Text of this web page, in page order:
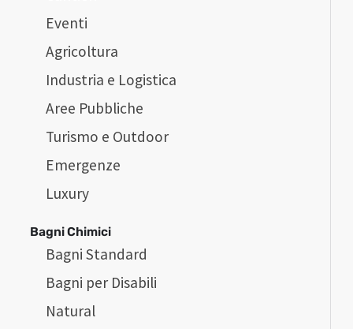
Eventi
Agricoltura
Industria e Logistica
Aree Pubbliche
Turismo e Outdoor
Emergenze
Luxury
Bagni Chimici
Bagni Standard
Bagni per Disabili
Natural